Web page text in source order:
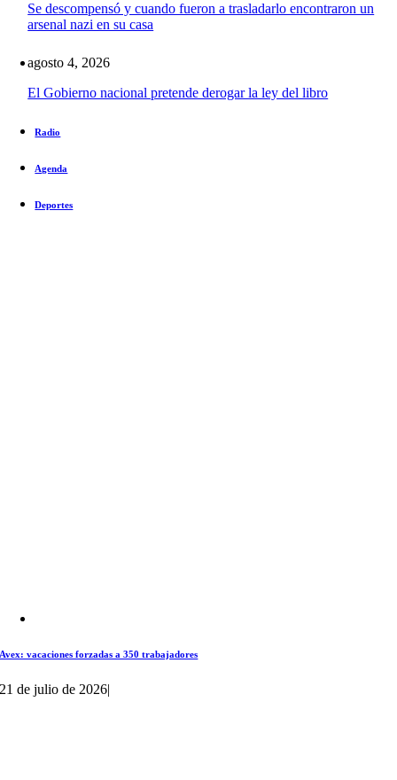
Se descompensó y cuando fueron a trasladarlo encontraron un
arsenal nazi en su casa
agosto 4, 2026
El Gobierno nacional pretende derogar la ley del libro
Radio
Agenda
Deportes
Avex: vacaciones forzadas a 350 trabajadores
21 de julio de 2026|